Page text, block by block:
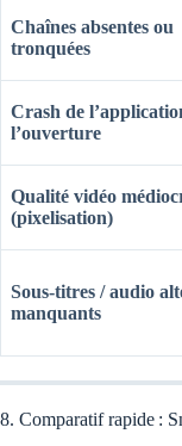
Chaînes absentes ou
tronquées
Crash de
l’ouverture
Qualité vidéo
(pixelisation)
Sous‑titres / audio
manquants
8. Comparatif rapide :